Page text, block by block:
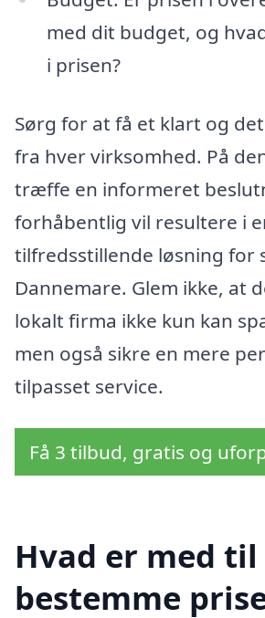
med dit budget, og
i prisen?
Sørg for at få et klart og
fra hver virksomhed. På
træffe en informeret
forhåbentlig vil resultere i
tilfredsstillende løsning for
Dannemare. Glem ikke, at
lokalt firma ikke kun kan
men også sikre en mere
tilpasset service.
Få 3 tilbud, gratis og
Hvad er med
bestemme